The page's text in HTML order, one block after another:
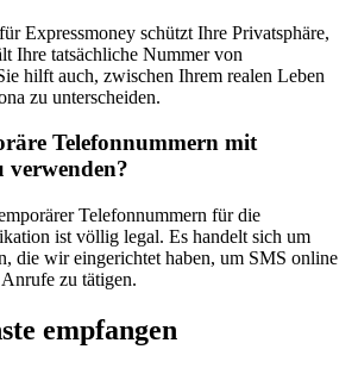
Expressmoney schützt Ihre Privatsphäre,
Ihre tatsächliche Nummer von
hilft auch, zwischen Ihrem realen Leben
zu unterscheiden.
Telefonnummern mit
verwenden?
Telefonnummern für die
ist völlig legal. Es handelt sich um
die wir eingerichtet haben, um SMS online
zu tätigen.
empfangen